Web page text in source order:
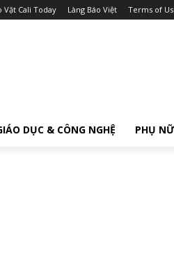
Vặt Cali Today Làng Báo Việt Terms of
DỤC & CÔNG NGHỆ PHỤ NỮ